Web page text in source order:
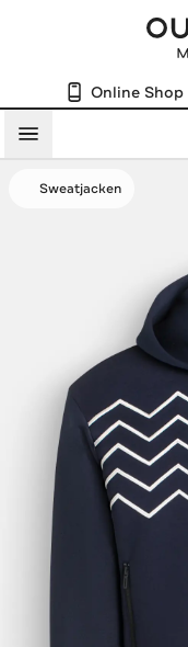
Online Shop
Menü
Sweatjacken